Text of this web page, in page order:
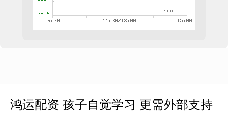
鸿运配资 孩子自觉学习 更需外部支持